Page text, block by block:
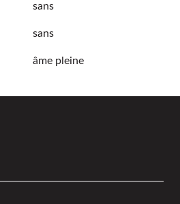
sans
sans
âme pleine